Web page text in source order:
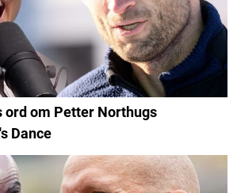
ord om Petter Northugs
Dance